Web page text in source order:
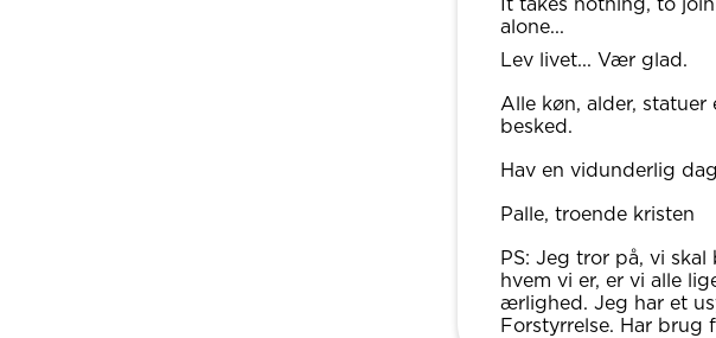
alone...
Lev livet... Vær glad.
Alle køn, alder, statuer
besked.
Hav en vidunderlig dag
Palle, troende kristen
PS: Jeg tror på, vi
hvem vi er, er vi alle
ærlighed. Jeg har et
Forstyrrelse. Har